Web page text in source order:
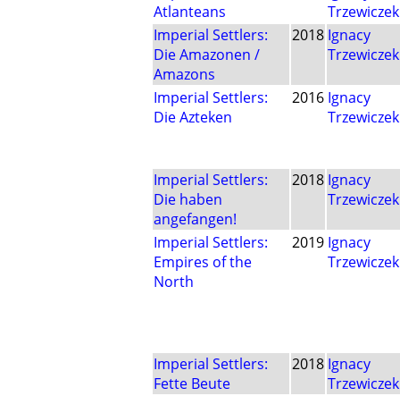
Atlanteans
Trzewiczek
Imperial Settlers:
Die Amazonen /
Amazons
2018 Ignacy
Trzewiczek
Imperial Settlers:
Die Azteken
2016 Ignacy
Trzewiczek
Imperial Settlers:
Die haben
angefangen!
2018 Ignacy
Trzewiczek
Imperial Settlers:
Empires of the
North
2019 Ignacy
Trzewiczek
Imperial Settlers:
Fette Beute
2018 Ignacy
Trzewiczek